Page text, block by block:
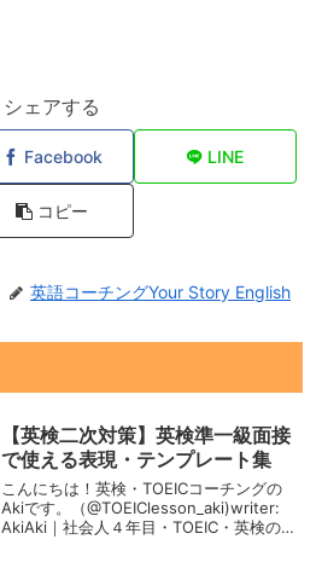
シェアする
Facebook LINE
コピー
英語コーチングYour Story English
【英検二次対策】英検準一級面接
で使える表現・テンプレート集
こんにちは！英検・TOEICコーチングの
Akiです。（@TOEIClesson_aki)writer:
AkiAki｜社会人４年目・TOEIC・英検の